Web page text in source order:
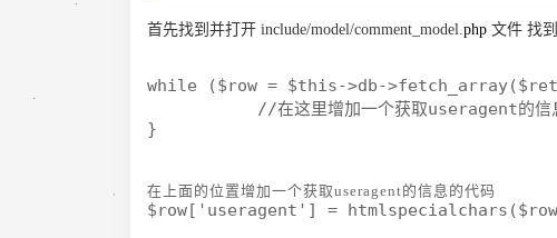
首先找到并打开 include/model/comment_model.php 文件 找
while ($row = $this->db-
//在这里增加一个获取useragent的信
}
在上面的位置增加一个获取useragent的信息的代码
$row['useragent'] =